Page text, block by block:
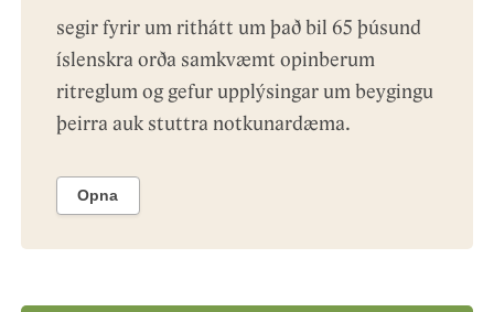
segir fyrir um rithátt um það bil 65 þúsund
íslenskra orða samkvæmt opinberum
ritreglum og gefur upplýsingar um beygingu
þeirra auk stuttra notkunardæma.
Opna